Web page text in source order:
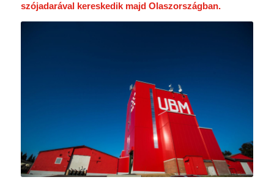
szójadarával kereskedik majd Olaszországban.